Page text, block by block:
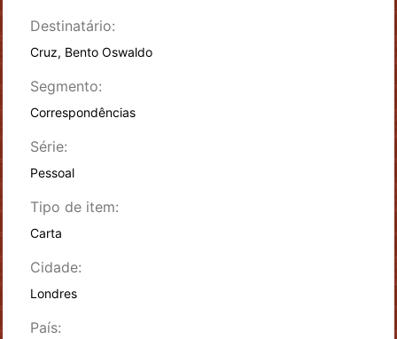
Destinatário:
Cruz, Bento Oswaldo
Segmento:
Correspondências
Série:
Pessoal
Tipo de item:
Carta
Cidade:
Londres
País: